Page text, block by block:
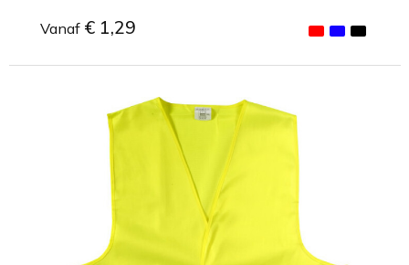
Vanaf € 1,29
Minimale afname: 1